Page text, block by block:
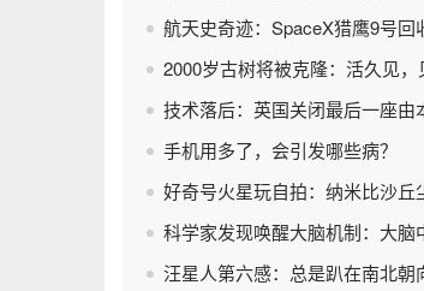
航天史奇迹：SpaceX猎鹰9号回
2000岁古树将被克隆：活久见，
技术落后：英国关闭最后一座由
手机用多了，会引发哪些病？
好奇号火星玩自拍：纳米比沙丘
科学家发现唤醒大脑机制：大脑
汪星人第六感：总是趴在南北朝